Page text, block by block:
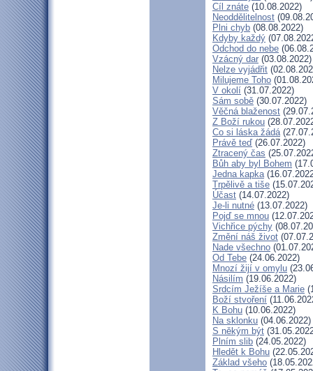
Cíl znáte (10.08.2022)
Neoddělitelnost
Plni chyb (08.08.2022)
Kdyby každý
Odchod do nebe
Vzácný dar (03.08.2022)
Nelze vyjádřit
Milujeme Toho
V okolí (31.07.2022)
Sám sobě (30.07.2022)
Věčná blaženost
Z Boží rukou
Co si láska žádá
Právě teď (26.07.2022)
Ztracený čas
Bůh aby byl Bohem
Jedna kapka
Trpělivě a tiše
Účast (14.07.2022)
Je-li nutné (13.07.2022)
Pojď se mnou
Vichřice pýchy
Změní náš život
Nade všechno
Od Tebe (24.06.2022)
Mnozí žijí v omylu
Násilím (19.06.2022)
Srdcím Ježíše a Marie
Boží stvoření
K Bohu (10.06.2022)
Na sklonku (04.06.2022)
S někým být
Plním slib (24.05.2022)
Hledět k Bohu
Základ všeho